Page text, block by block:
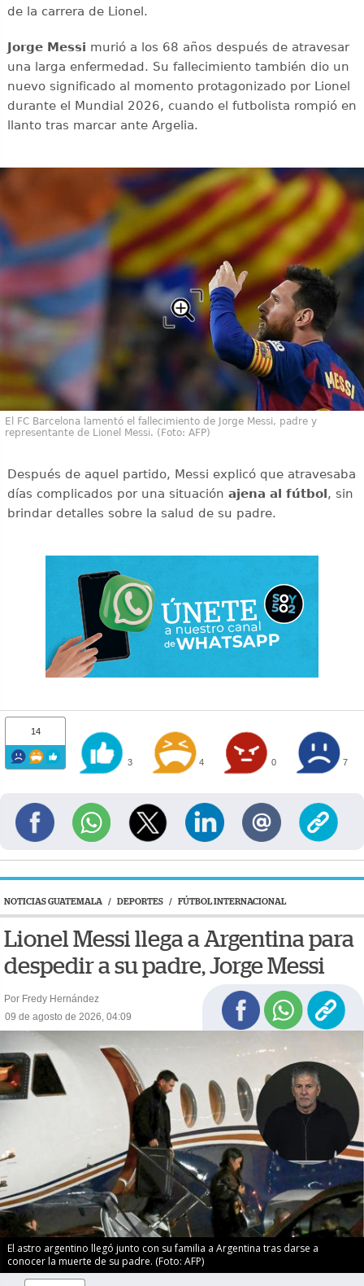
de la carrera de Lionel.
Jorge Messi murió a los 68 años después de atravesar
una larga enfermedad. Su fallecimiento también dio un
nuevo significado al momento protagonizado por Lionel
durante el Mundial 2026, cuando el futbolista rompió en
llanto tras marcar ante Argelia.
El FC Barcelona lamentó el fallecimiento de Jorge Messi, padre y
representante de Lionel Messi. (Foto: AFP)
Después de aquel partido, Messi explicó que atravesaba
días complicados por una situación ajena al fútbol, sin
brindar detalles sobre la salud de su padre.
14
3 4 0 7
NOTICIAS GUATEMALA / DEPORTES / FÚTBOL INTERNACIONAL
Lionel Messi llega a Argentina para
despedir a su padre, Jorge Messi
Por Fredy Hernández
09 de agosto de 2026, 04:09
El astro argentino llegó junto con su familia a Argentina tras darse a
conocer la muerte de su padre. (Foto: AFP)